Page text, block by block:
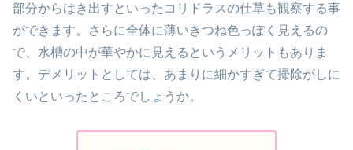
部分からはき出すといったコリドラスの仕草も観察する事
ができます。さらに全体に薄いきつね色っぽく見えるの
で、水槽の中が華やかに見えるというメリットもありま
す。デメリットとしては、あまりに細かすぎて掃除がしに
くいといったところでしょうか。